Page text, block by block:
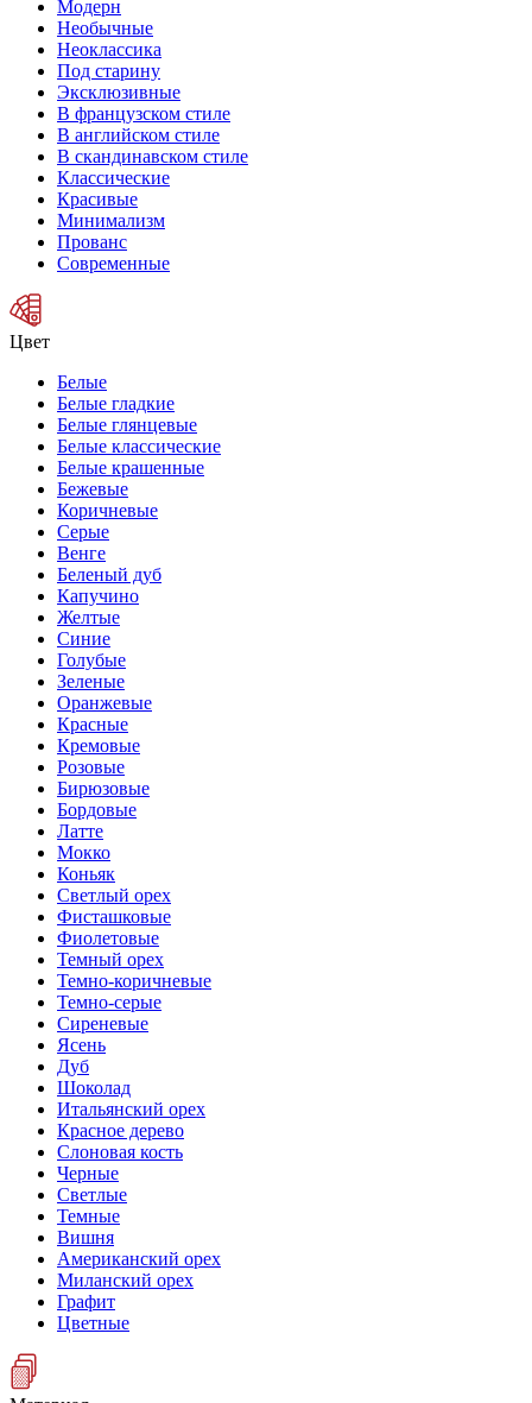
Модерн
Необычные
Неоклассика
Под старину
Эксклюзивные
В французском стиле
В английском стиле
В скандинавском стиле
Классические
Красивые
Минимализм
Прованс
Современные
Цвет
Белые
Белые гладкие
Белые глянцевые
Белые классические
Белые крашенные
Бежевые
Коричневые
Серые
Венге
Беленый дуб
Капучино
Желтые
Синие
Голубые
Зеленые
Оранжевые
Красные
Кремовые
Розовые
Бирюзовые
Бордовые
Латте
Мокко
Коньяк
Светлый орех
Фисташковые
Фиолетовые
Темный орех
Темно-коричневые
Темно-серые
Сиреневые
Ясень
Дуб
Шоколад
Итальянский орех
Красное дерево
Слоновая кость
Черные
Светлые
Темные
Вишня
Американский орех
Миланский орех
Графит
Цветные